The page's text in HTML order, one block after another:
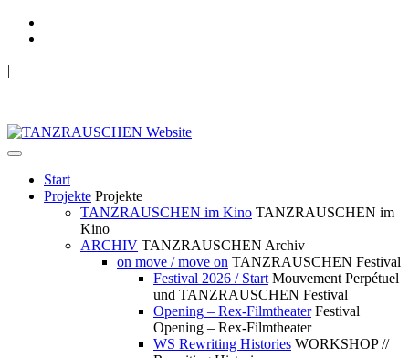
|
Start
Projekte Projekte
TANZRAUSCHEN im Kino TANZRAUSCHEN im
Kino
ARCHIV TANZRAUSCHEN Archiv
on move / move on TANZRAUSCHEN Festival
Festival 2026 / Start Mouvement Perpétuel
und TANZRAUSCHEN Festival
Opening – Rex-Filmtheater Festival
Opening – Rex-Filmtheater
WS Rewriting Histories WORKSHOP //